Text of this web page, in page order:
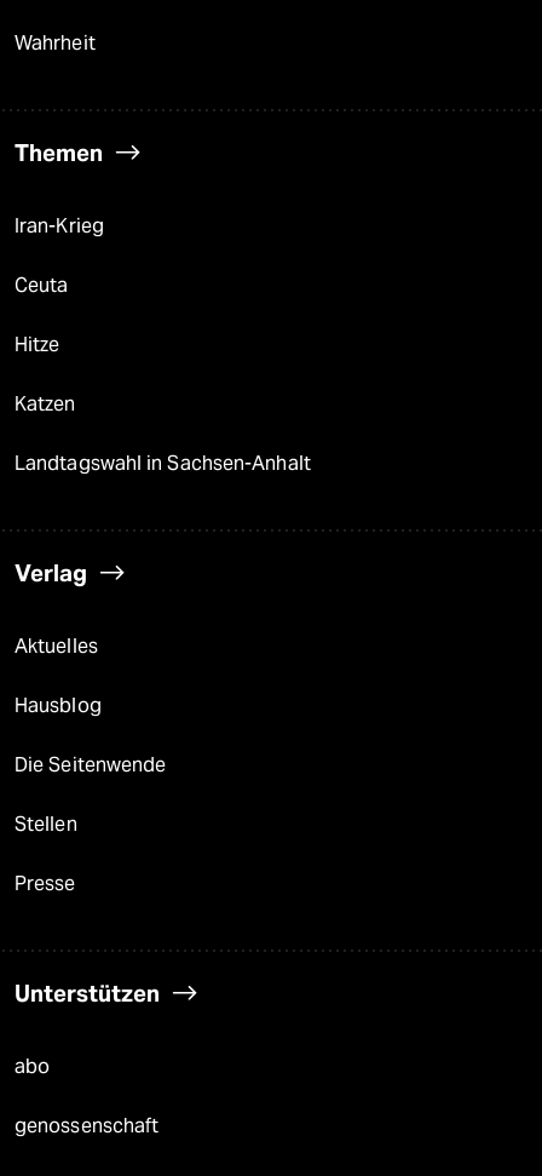
Wahrheit
Themen
Iran-Krieg
Ceuta
Hitze
Katzen
Landtagswahl in Sachsen-Anhalt
Verlag
Aktuelles
Hausblog
Die Seitenwende
Stellen
Presse
Unterstützen
abo
genossenschaft